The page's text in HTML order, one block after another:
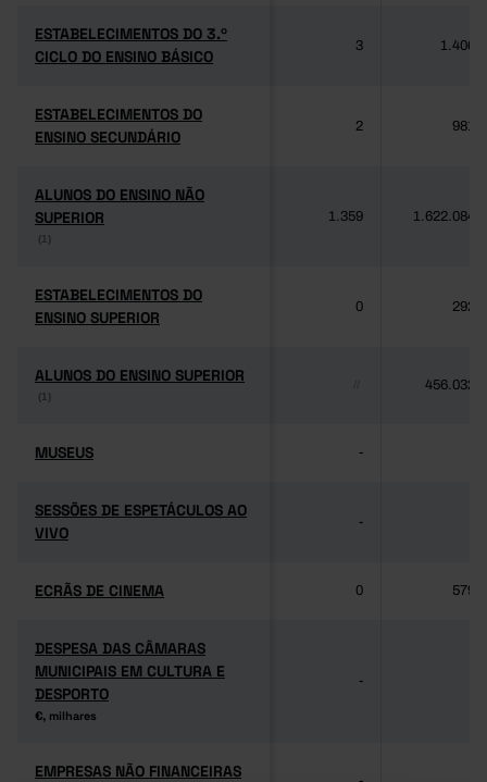
ESTABELECIMENTOS DO 3.º
CICLO DO ENSINO BÁSICO
ESTABELECIMENTOS DO 3.º
CICLO DO ENSINO BÁSICO
3 1.406
ESTABELECIMENTOS DO
ENSINO SECUNDÁRIO
ESTABELECIMENTOS DO
ENSINO SECUNDÁRIO
2 981
ALUNOS DO ENSINO NÃO
SUPERIOR
(1)
ALUNOS DO ENSINO NÃO
SUPERIOR
(1)
1.359 1.622.084
ESTABELECIMENTOS DO
ENSINO SUPERIOR
ESTABELECIMENTOS DO
ENSINO SUPERIOR
0 292
ALUNOS DO ENSINO SUPERIOR
(1)
ALUNOS DO ENSINO SUPERIOR
(1)
456.032
MUSEUS
MUSEUS -
SESSÕES DE ESPETÁCULOS AO
VIVO
SESSÕES DE ESPETÁCULOS AO
VIVO
-
ECRÃS DE CINEMA
ECRÃS DE CINEMA 0 579
DESPESA DAS CÂMARAS
MUNICIPAIS EM CULTURA E
DESPORTO
€, milhares
DESPESA DAS CÂMARAS
MUNICIPAIS EM CULTURA E
DESPORTO
€, milhares
-
EMPRESAS NÃO FINANCEIRAS
EMPRESAS NÃO FINANCEIRAS